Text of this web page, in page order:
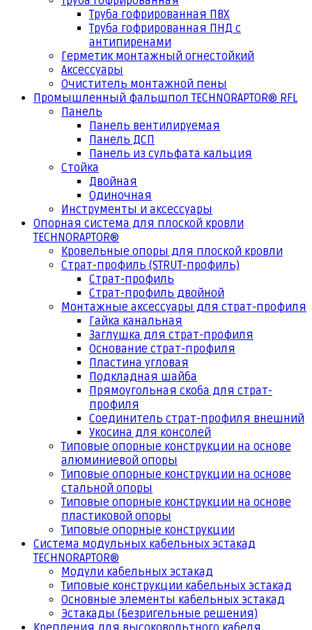
Труба гофрированная ПВХ
Труба гофрированная ПНД с
антипиренами
Герметик монтажный огнестойкий
Аксессуары
Очиститель монтажной пены
Промышленный фальшпол TECHNORAPTOR® RFL
Панель
Панель вентилируемая
Панель ДСП
Панель из сульфата кальция
Стойка
Двойная
Одиночная
Инструменты и аксессуары
Опорная система для плоской кровли
TECHNORAPTOR®
Кровельные опоры для плоской кровли
Страт-профиль (STRUT-профиль)
Страт-профиль
Страт-профиль двойной
Монтажные аксессуары для страт-профиля
Гайка канальная
Заглушка для страт-профиля
Основание страт-профиля
Пластина угловая
Подкладная шайба
Прямоугольная скоба для страт-
профиля
Соединитель страт-профиля внешний
Укосина для консолей
Типовые опорные конструкции на основе
алюминиевой опоры
Типовые опорные конструкции на основе
стальной опоры
Типовые опорные конструкции на основе
пластиковой опоры
Типовые опорные конструкции
Система модульных кабельных эстакад
TECHNORAPTOR®
Модули кабельных эстакад
Типовые конструкции кабельных эстакад
Основные элементы кабельных эстакад
Эстакады (Безригельные решения)